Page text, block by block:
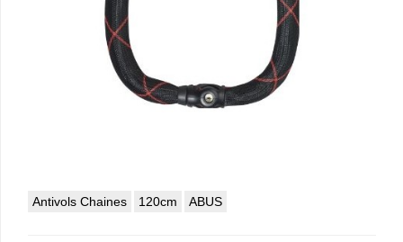
Antivols Chaines 120cm ABUS